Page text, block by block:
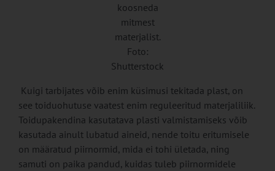
koosneda
mitmest
materjalist.
Foto:
Shutterstock
Kuigi tarbijates võib enim küsimusi tekitada plast, on
see toiduohutuse vaatest enim reguleeritud materjaliliik.
Toidupakendina kasutatava plasti valmistamiseks võib
kasutada ainult lubatud aineid, nende toitu eritumisele
on määratud piirnormid, mida ei tohi ületada, ning
samuti on paika pandud, kuidas tuleb piirnormidele